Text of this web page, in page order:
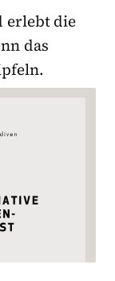
erlebt die
das